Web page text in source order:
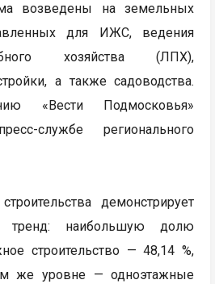
возведены на земельных
для ИЖС, ведения
хозяйства (ЛПХ),
а также садоводства.
«Вести Подмосковья»
службе регионального
демонстрирует
тренд: наибольшую долю
строительство — 48,14 %,
же уровне — одноэтажные